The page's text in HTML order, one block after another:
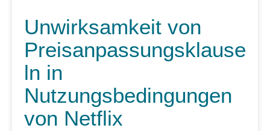
Unwirksamkeit von
Preisanpassungsklause
ln in
Nutzungsbedingungen
von Netflix